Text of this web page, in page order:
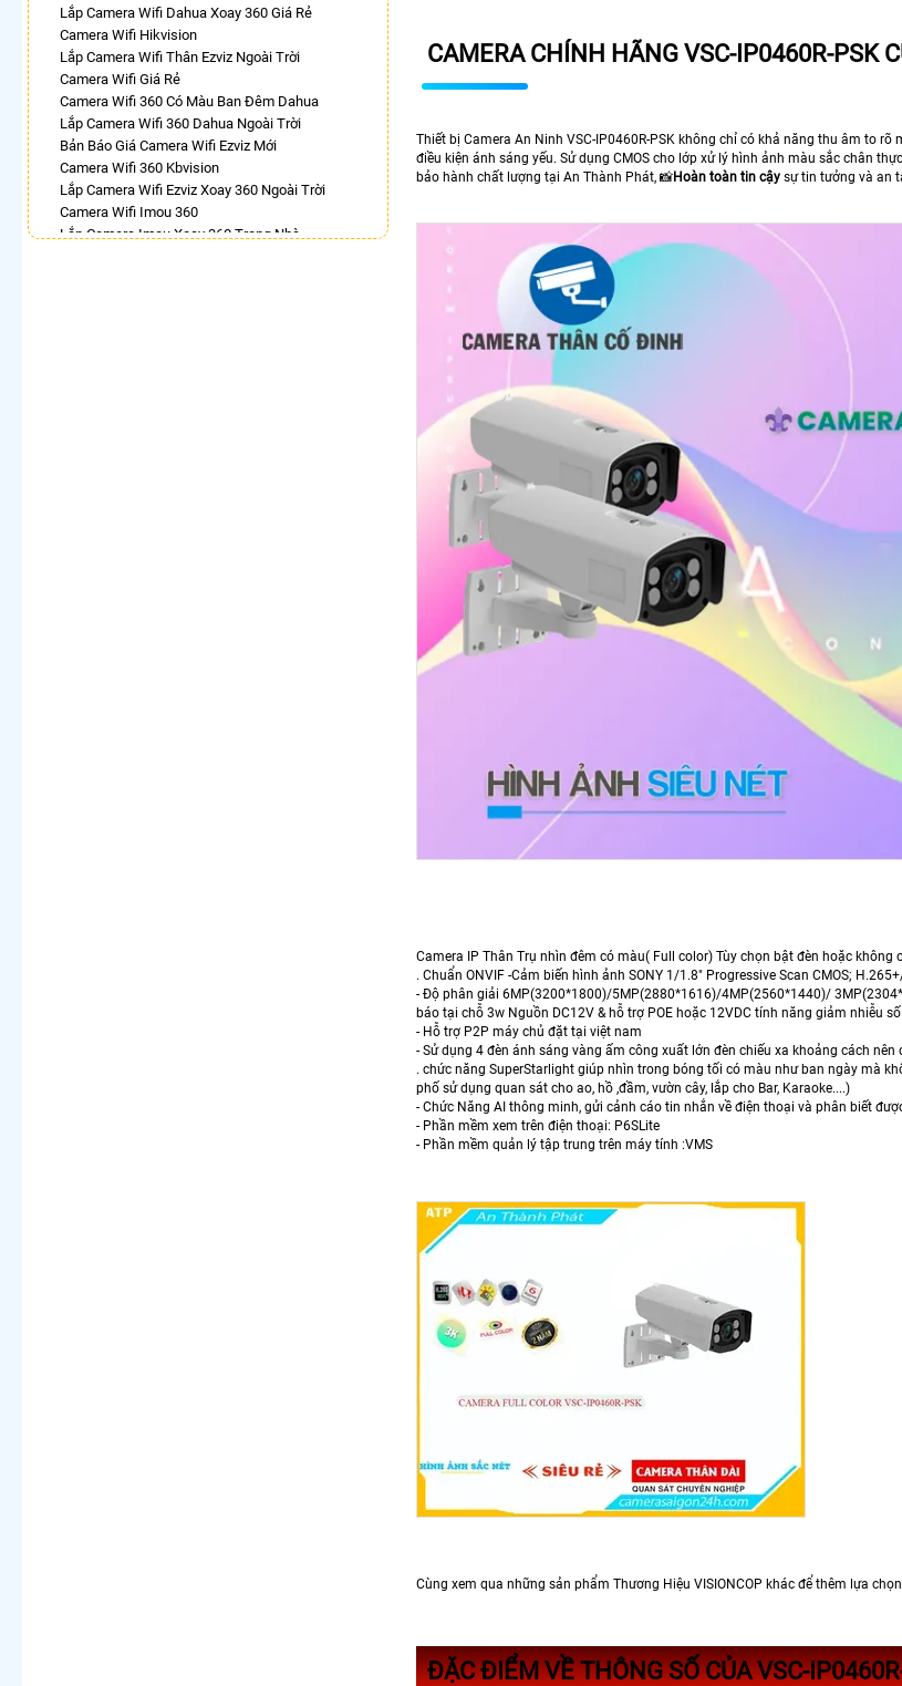
Lắp Camera Wifi Dahua Xoay 360 Giá Rẻ
Camera Wifi Hikvision
Lắp Camera Wifi Thân Ezviz Ngoài Trời
Camera Wifi Giá Rẻ
Camera Wifi 360 Có Màu Ban Đêm Dahua
Lắp Camera Wifi 360 Dahua Ngoài Trời
Bản Báo Giá Camera Wifi Ezviz Mới
Camera Wifi 360 Kbvision
Lắp Camera Wifi Ezviz Xoay 360 Ngoài Trời
Camera Wifi Imou 360
Lắp Camera Imou Xoay 360 Trong Nhà
CAMERA CHÍNH HÃNG VSC-IP0460R-PSK
Thiết bị Camera An Ninh VSC-IP0460R-PSK không chỉ có khả năng thu âm to
điều kiện ánh sáng yếu. Sử dụng CMOS cho lớp xử lý hình ảnh màu sắc chân
bảo hành chất lượng tại An Thành Phát, 📸Hoàn toàn tin cậy sự tin tưởng và an
Camera IP Thân Trụ nhìn đêm có màu( Full color) Tùy chọn bật đèn hoặc
. Chuẩn ONVIF -Cảm biến hình ảnh SONY 1/1.8" Progressive Scan CMOS;
- Độ phân giải 6MP(3200*1800)/5MP(2880*1616)/4MP(2560*1440)/
báo tại chỗ 3w Nguồn DC12V & hỗ trợ POE hoặc 12VDC tính năng giảm nhiễu
- Hỗ trợ P2P máy chủ đặt tại việt nam
- Sử dụng 4 đèn ánh sáng vàng ấm công xuất lớn đèn chiếu xa khoảng cách
. chức năng SuperStarlight giúp nhìn trong bóng tối có màu như ban ngày mà
phố sử dụng quan sát cho ao, hồ ,đầm, vườn cây, lắp cho Bar, Karaoke....)
- Chức Năng AI thông minh, gửi cảnh cáo tin nhắn về điện thoại và phân biết
- Phần mềm xem trên điện thoại: P6SLite
- Phần mềm quản lý tập trung trên máy tính :VMS
Cùng xem qua những sản phẩm Thương Hiệu VISIONCOP khác để thêm lựa
ĐẶC ĐIỂM VỀ THÔNG SỐ CỦA VSC-